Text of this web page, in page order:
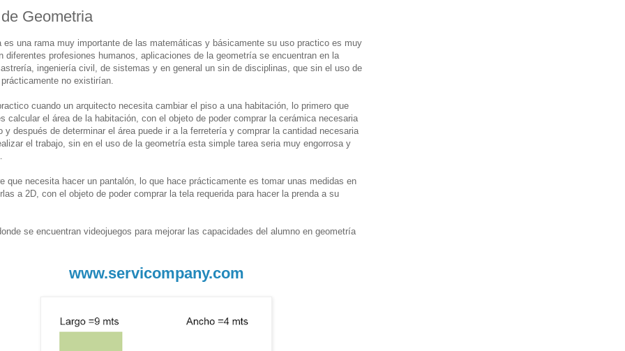
Geometria
es una rama muy importante de las matemáticas y básicamente su uso practico es muy
diferentes profesiones humanos, aplicaciones de la geometría se encuentran en la
ingeniería civil, de sistemas y en general un sin de disciplinas, que sin el uso de
no existirían.
cuando un arquitecto necesita cambiar el piso a una habitación, lo primero que
calcular el área de la habitación, con el objeto de poder comprar la cerámica necesaria
y después de determinar el área puede ir a la ferretería y comprar la cantidad necesaria
el trabajo, sin en el uso de la geometría esta simple tarea seria muy engorrosa y
que necesita hacer un pantalón, lo que hace prácticamente es tomar unas medidas en
a 2D, con el objeto de poder comprar la tela requerida para hacer la prenda a su
se encuentran videojuegos para mejorar las capacidades del alumno en geometría
www.servicompany.com